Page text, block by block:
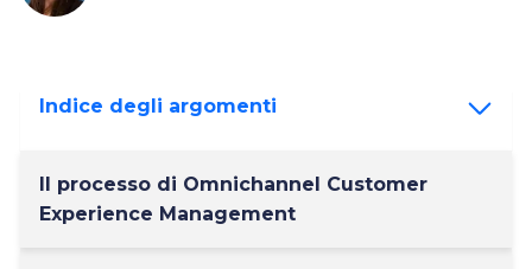
Indice degli argomenti
Il processo di Omnichannel Customer
Experience Management